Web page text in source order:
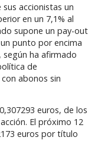
accionistas un
en un 7,1% al
supone un pay-out
punto por encima
ha afirmado
de
abonos sin
euros, de los
El próximo 12
euros por título